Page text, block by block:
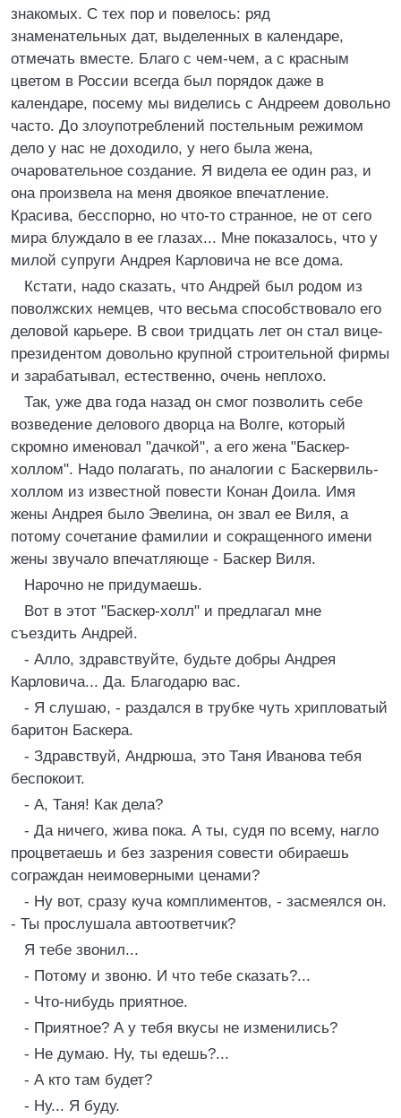
знакомых. С тех пор и повелось: ряд
знаменательных дат, выделенных в календаре,
отмечать вместе. Благо с чем-чем, а с красным
цветом в России всегда был порядок даже в
календаре, посему мы виделись с Андреем довольно
часто. До злоупотреблений постельным режимом
дело у нас не доходило, у него была жена,
очаровательное создание. Я видела ее один раз, и
она произвела на меня двоякое впечатление.
Красива, бесспорно, но что-то странное, не от сего
мира блуждало в ее глазах... Мне показалось, что у
милой супруги Андрея Карловича не все дома.
Кстати, надо сказать, что Андрей был родом из
поволжских немцев, что весьма способствовало его
деловой карьере. В свои тридцать лет он стал вице-
президентом довольно крупной строительной фирмы
и зарабатывал, естественно, очень неплохо.
Так, уже два года назад он смог позволить себе
возведение делового дворца на Волге, который
скромно именовал "дачкой", а его жена "Баскер-
холлом". Надо полагать, по аналогии с Баскервиль-
холлом из известной повести Конан Доила. Имя
жены Андрея было Эвелина, он звал ее Виля, а
потому сочетание фамилии и сокращенного имени
жены звучало впечатляюще - Баскер Виля.
Нарочно не придумаешь.
Вот в этот "Баскер-холл" и предлагал мне
съездить Андрей.
- Алло, здравствуйте, будьте добры Андрея
Карловича... Да. Благодарю вас.
- Я слушаю, - раздался в трубке чуть хрипловатый
баритон Баскера.
- Здравствуй, Андрюша, это Таня Иванова тебя
беспокоит.
- А, Таня! Как дела?
- Да ничего, жива пока. А ты, судя по всему, нагло
процветаешь и без зазрения совести обираешь
сограждан неимоверными ценами?
- Ну вот, сразу куча комплиментов, - засмеялся он.
- Ты прослушала автоответчик?
Я тебе звонил...
- Потому и звоню. И что тебе сказать?...
- Что-нибудь приятное.
- Приятное? А у тебя вкусы не изменились?
- Не думаю. Ну, ты едешь?...
- А кто там будет?
- Ну... Я буду.